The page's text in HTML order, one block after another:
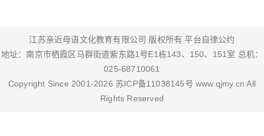
江苏亲近母语文化教育有限公司 版权所有平台自律公约
地址：南京市栖霞区马群街道紫东路1号E1栋143、150、151室 总机：
025-68710061
Copyright Since 2001-2026 苏ICP备11038145号 www.qjmy.cn All
Rights Reserved